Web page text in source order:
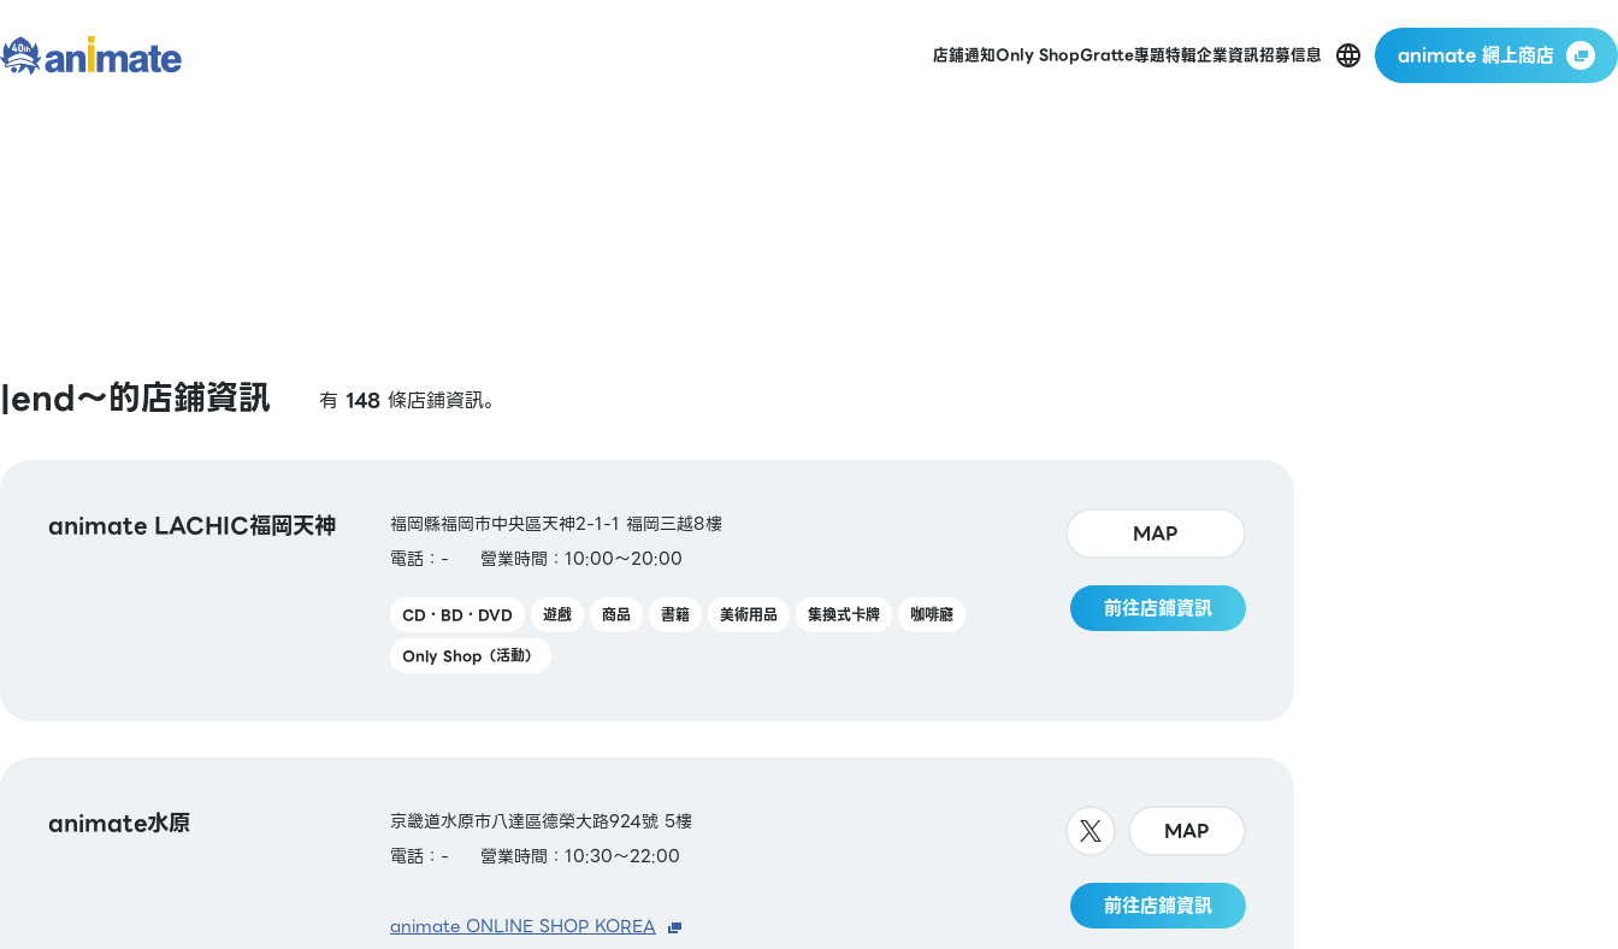
店鋪通知Only ShopGratte專題特輯企業資訊招募信息 animate 網上商店
|end〜的店鋪資訊 有 148 條店鋪資訊。
animate LACHIC福岡天神
福岡縣福岡市中央區天神2-1-1 福岡三越8樓
電話：-
營業時間：10:00～20:00
CD・BD・DVD 遊戲 商品 書籍 美術用品 集換式卡牌
咖啡廳
Only Shop（活動）
MAP
前往店鋪資訊
animate水原
京畿道水原市八達區德榮大路924號 5樓
電話：-
營業時間：10:30～22:00
animate ONLINE SHOP KOREA
MAP
前往店鋪資訊